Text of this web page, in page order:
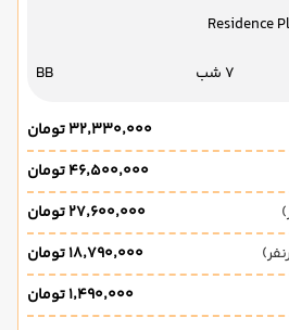
Residence
7 شب BB
۳۲٬۳۳۰٬۰۰۰ تومان
۴۶٬۵۰۰٬۰۰۰ تومان
۲۷٬۶۰۰٬۰۰۰ تومان
۱۸٬۷۹۰٬۰۰۰ تومان
۱٬۴۹۰٬۰۰۰ تومان